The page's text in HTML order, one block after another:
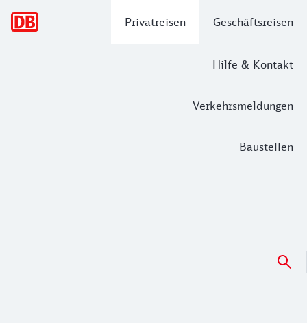
Privatreisen Geschäftsreisen
Hilfe & Kontakt
Verkehrsmeldungen
Baustellen